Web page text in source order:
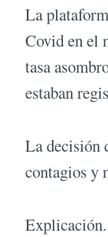
La
Covid en el
tasa
estaban
La decisión
contagios y
Explicación.